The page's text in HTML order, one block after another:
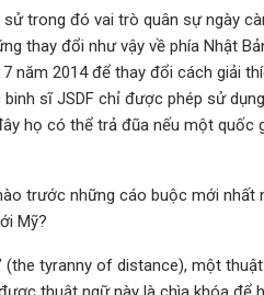
trong đó vai trò quân sự ngày
thay đổi như vậy về phía Nhật
2014 để thay đổi cách giải
sĩ JSDF chỉ được phép sử
họ có thể trả đũa nếu một quốc
trước những cáo buộc mới nhất
Mỹ?
(the tyranny of distance), một